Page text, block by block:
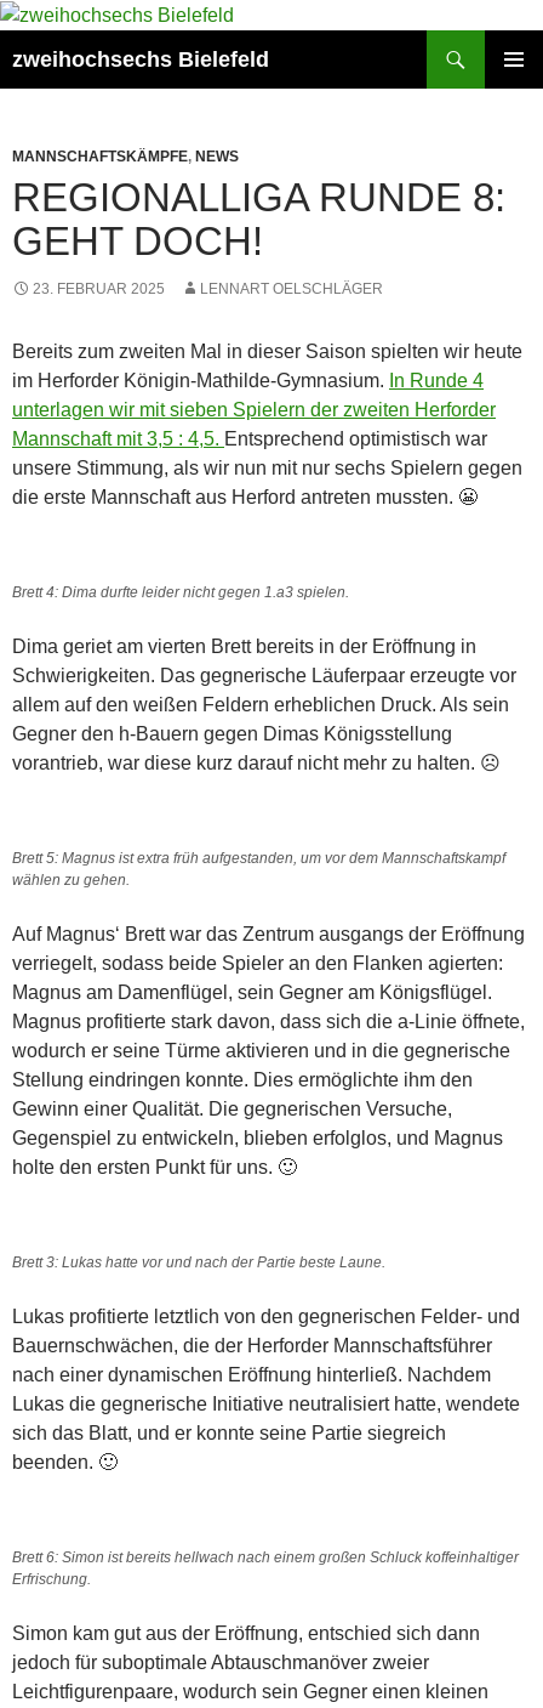
Zum
springen
zweihochsechs Bielefeld
MANNSCHAFTSKÄMPFE, NEWS
REGIONALLIGA RUNDE 8:
GEHT DOCH!
23. FEBRUAR 2025 LENNART OELSCHLÄGER
Bereits zum zweiten Mal in dieser Saison spielten wir heute
im Herforder Königin-Mathilde-Gymnasium. In Runde 4
unterlagen wir mit sieben Spielern der zweiten Herforder
Mannschaft mit 3,5 : 4,5. Entsprechend optimistisch war
unsere Stimmung, als wir nun mit nur sechs Spielern gegen
die erste Mannschaft aus Herford antreten mussten. 😬
Brett 4: Dima durfte leider nicht gegen 1.a3 spielen.
Dima geriet am vierten Brett bereits in der Eröffnung in
Schwierigkeiten. Das gegnerische Läuferpaar erzeugte vor
allem auf den weißen Feldern erheblichen Druck. Als sein
Gegner den h-Bauern gegen Dimas Königsstellung
vorantrieb, war diese kurz darauf nicht mehr zu halten. ☹️
Brett 5: Magnus ist extra früh aufgestanden, um vor dem Mannschaftskampf
wählen zu gehen.
Auf Magnus‘ Brett war das Zentrum ausgangs der Eröffnung
verriegelt, sodass beide Spieler an den Flanken agierten:
Magnus am Damenflügel, sein Gegner am Königsflügel.
Magnus profitierte stark davon, dass sich die a-Linie öffnete,
wodurch er seine Türme aktivieren und in die gegnerische
Stellung eindringen konnte. Dies ermöglichte ihm den
Gewinn einer Qualität. Die gegnerischen Versuche,
Gegenspiel zu entwickeln, blieben erfolglos, und Magnus
holte den ersten Punkt für uns. 🙂
Brett 3: Lukas hatte vor und nach der Partie beste Laune.
Lukas profitierte letztlich von den gegnerischen Felder- und
Bauernschwächen, die der Herforder Mannschaftsführer
nach einer dynamischen Eröffnung hinterließ. Nachdem
Lukas die gegnerische Initiative neutralisiert hatte, wendete
sich das Blatt, und er konnte seine Partie siegreich
beenden. 🙂
Brett 6: Simon ist bereits hellwach nach einem großen Schluck koffeinhaltiger
Erfrischung.
Simon kam gut aus der Eröffnung, entschied sich dann
jedoch für suboptimale Abtauschmanöver zweier
Leichtfigurenpaare, wodurch sein Gegner einen kleinen